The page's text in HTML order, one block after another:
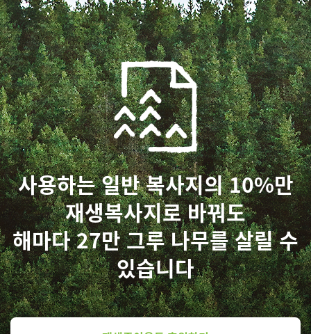
사용하는 일반 복사지의 10%만
재생복사지로 바꿔도
해마다 27만 그루 나무를 살릴 수
있습니다